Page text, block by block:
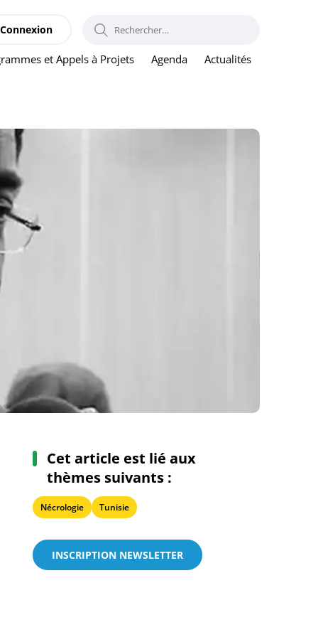
et Appels à Projets Agenda Actualités
Connexion RECHERCHER :
Cet article est lié aux
thèmes suivants :
Nécrologie Tunisie
INSCRIPTION NEWSLETTER